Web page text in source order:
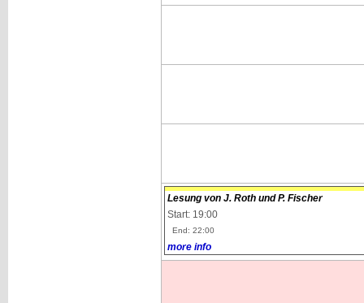
Lesung von J. Roth und P. Fischer
Start: 19:00
End: 22:00
more info